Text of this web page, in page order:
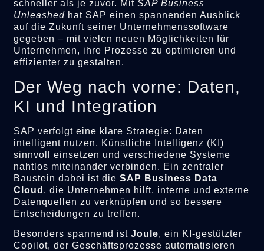
schneller als je zuvor. MitSAP Business
Unleashed hat SAP einen spannenden Ausblick
auf die Zukunft seiner Unternehmenssoftware
gegeben – mit vielen neuen Möglichkeiten für
Unternehmen, ihre Prozesse zu optimieren und
effizienter zu gestalten.
Der Weg nach vorne: Daten,
KI und Integration
SAP verfolgt eine klare Strategie: Daten
intelligent nutzen, Künstliche Intelligenz (KI)
sinnvoll einsetzen und verschiedene Systeme
nahtlos miteinander verbinden. Ein zentraler
Baustein dabei ist dieSAP Business Data
Cloud , die Unternehmen hilft, interne und externe
Datenquellen zu verknüpfen und so bessere
Entscheidungen zu treffen.
Besonders spannend istJoule, ein KI-gestützter
Copilot, der Geschäftsprozesse automatisieren